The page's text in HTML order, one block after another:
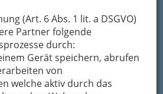
(Art. 6 Abs. 1 lit. a DSGVO)
Partner folgende
durch:
Gerät speichern, abrufen
von
welche aktiv durch das
das Next Liberty als
seinen äußerst
in der heimischen
moderne Haus in der
verschiedenste Events